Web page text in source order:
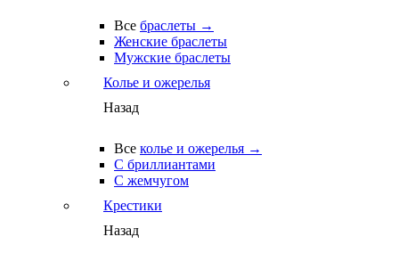
Все браслеты →
Женские браслеты
Мужские браслеты
Колье и ожерелья
Назад
Все колье и ожерелья →
С бриллиантами
С жемчугом
Крестики
Назад